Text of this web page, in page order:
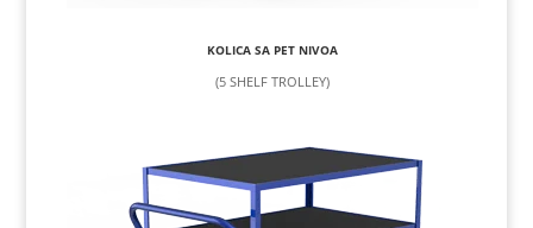
KOLICA SA PET NIVOA
(5 SHELF TROLLEY)